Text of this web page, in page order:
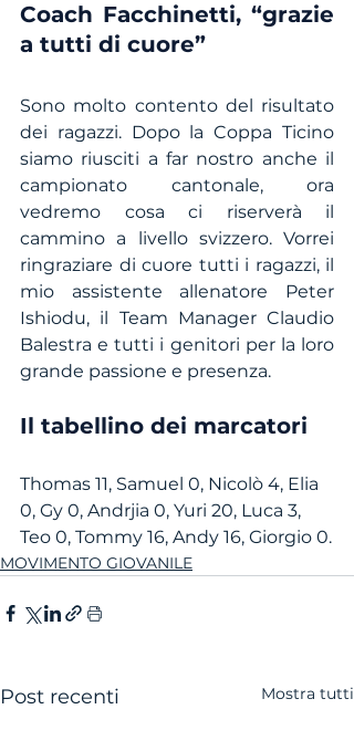
Coach Facchinetti, “grazie
a tutti di cuore”
Sono molto contento del risultato
dei ragazzi. Dopo la Coppa Ticino
siamo riusciti a far nostro anche il
campionato cantonale, ora
vedremo cosa ci riserverà il
cammino a livello svizzero. Vorrei
ringraziare di cuore tutti i ragazzi, il
mio assistente allenatore Peter
Ishiodu, il Team Manager Claudio
Balestra e tutti i genitori per la loro
grande passione e presenza.
Il tabellino dei marcatori
Thomas 11, Samuel 0, Nicolò 4, Elia
0, Gy 0, Andrjia 0, Yuri 20, Luca 3,
Teo 0, Tommy 16, Andy 16, Giorgio 0.
MOVIMENTO GIOVANILE
Post recenti Mostra tutti